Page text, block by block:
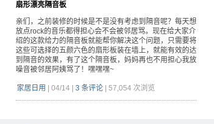
扇形漂亮隔音板
亲们，之前装修的时候是不是没有考虑到隔音呢？每天想
放点rock的音乐都得担心会不会被邻居骂。现在给大家介
绍的这款给力的隔音板就能帮你解决这个问题，只需要将
这些可选择的五颜六色的扇形板装在墙上，就能有效的达
到隔音的效果，有了这个隔音板，妈妈再也不用担心我放
噪音被邻居阿姨骂了！嘿嘿嘿~
家居日用 04/14 3 条评论 57,054 次浏览